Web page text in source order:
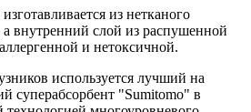
из нетканого
внутренний слой из распушенной
и нетоксичной.
используется лучший на
суперабсорбент "Sumitomo" в